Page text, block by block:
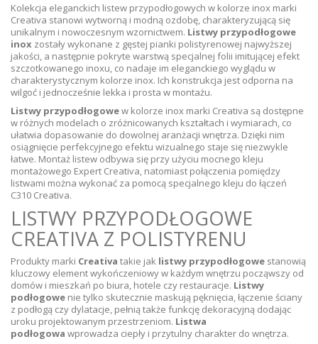
Kolekcja eleganckich listew przypodłogowych w kolorze inox marki
Creativa stanowi wytworną i modną ozdobę, charakteryzującą się
unikalnym i nowoczesnym wzornictwem. Listwy przypodłogowe
inox zostały wykonane z gęstej pianki polistyrenowej najwyższej
jakości, a następnie pokryte warstwą specjalnej folii imitującej efekt
szczotkowanego inoxu, co nadaje im eleganckiego wyglądu w
charakterystycznym kolorze inox. Ich konstrukcja jest odporna na
wilgoć i jednocześnie lekka i prosta w montażu.
Listwy przypodłogowew kolorze inox marki Creativa są dostępne
w różnych modelach o zróżnicowanych kształtach i wymiarach, co
ułatwia dopasowanie do dowolnej aranżacji wnętrza. Dzięki nim
osiągnięcie perfekcyjnego efektu wizualnego staje się niezwykle
łatwe. Montaż listew odbywa się przy użyciu mocnego kleju
montażowego Expert Creativa, natomiast połączenia pomiędzy
listwami można wykonać za pomocą specjalnego kleju do łączeń
C310 Creativa.
LISTWY PRZYPODŁOGOWE
CREATIVA Z POLISTYRENU
Produkty marki Creativa takie jak listwy przypodłogowe stanowią
kluczowy element wykończeniowy w każdym wnętrzu począwszy od
domów i mieszkań po biura, hotele czy restauracje. Listwy
podłogowe nie tylko skutecznie maskują pęknięcia, łączenie ściany
z podłogą czy dylatacje, pełnią także funkcję dekoracyjną dodając
uroku projektowanym przestrzeniom. Listwa
podłogowa wprowadza ciepły i przytulny charakter do wnętrza.